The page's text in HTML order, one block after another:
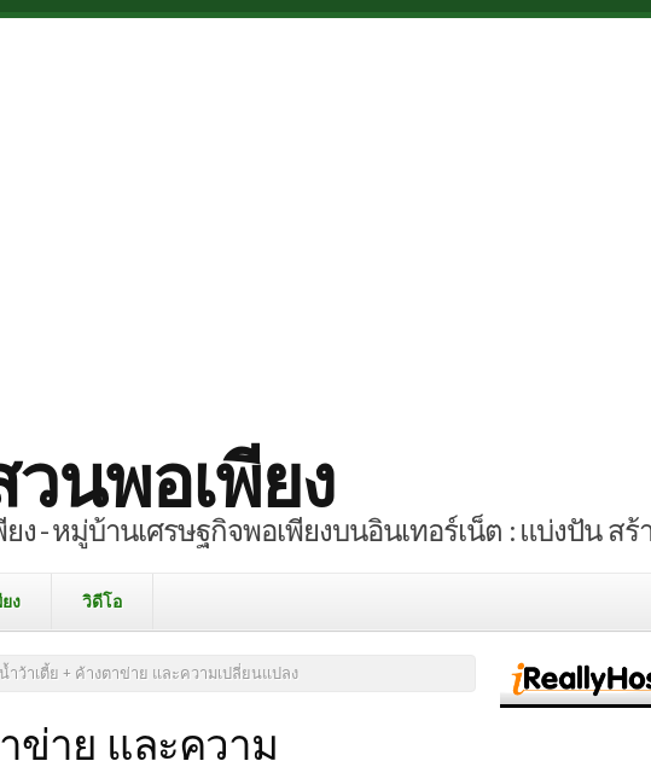
นพอเพียง
ง - หมู่บ้านเศรษฐกิจพอเพียงบนอินเทอร์เน็ต : แบ่งปัน สร้
ง วิดีโอ
น้ำว้าเตี้ย + ค้างตาข่าย และความเปลี่ยนแปลง
ข่าย และความ